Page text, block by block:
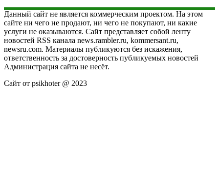
Данный сайт не является коммерческим проектом. На этом
сайте ни чего не продают, ни чего не покупают, ни какие
услуги не оказываются. Сайт представляет собой ленту
новостей RSS канала news.rambler.ru, kommersant.ru,
newsru.com. Материалы публикуются без искажения,
ответственность за достоверность публикуемых новостей
Администрация сайта не несёт.
Сайт от psikhoter @ 2023